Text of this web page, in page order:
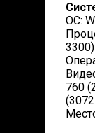
ОС:
760